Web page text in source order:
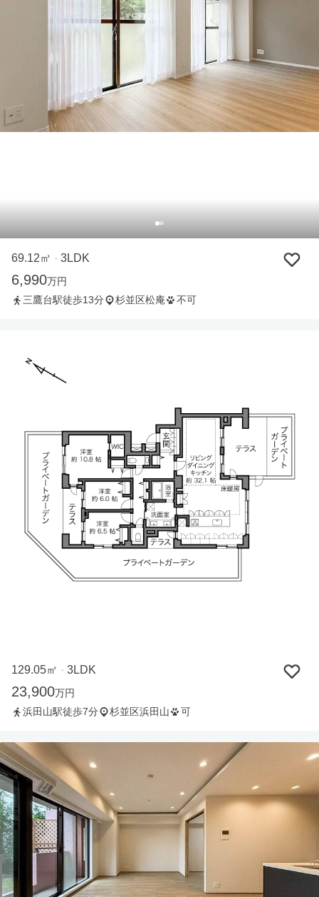
69.12㎡ ・ 3LDK
6,990万円
三鷹台駅徒歩13分
杉並区松庵 不可
129.05㎡ ・ 3LDK
23,900万円
浜田山駅徒歩7分
杉並区浜田山 可